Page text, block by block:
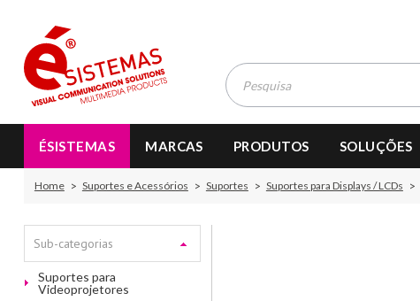
ÉSISTEMAS MARCAS PRODUTOS SOLUÇÕES
Home Suportes e Acessórios Suportes Suportes para Displays / LCDs
Sub-categorias
Suportes para
Videoprojetores